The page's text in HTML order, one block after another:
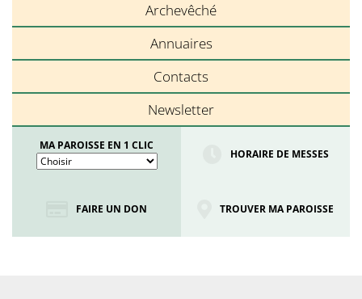
Archevêché
Annuaires
Contacts
Newsletter
MA PAROISSE EN 1 CLIC
HORAIRE DE MESSES
FAIRE UN DON TROUVER MA PAROISSE